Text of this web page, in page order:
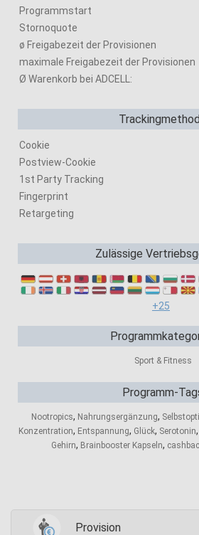
Programmstart
Stornoquote
ø Freigabezeit der Provisionen
maximale Freigabezeit der Provisionen
Ø Warenkorb bei ADCELL:
Cookie
Postview-Cookie
1st Party Tracking
Fingerprint
Retargeting
Zulässige
+25
Sport & Fitness
Programm-
Nootropics, Nahrungsergänzung,
Konzentration, Entspannung, Glück, Serotonin,
Gehirn, Brainbooster Kapseln,
Provision